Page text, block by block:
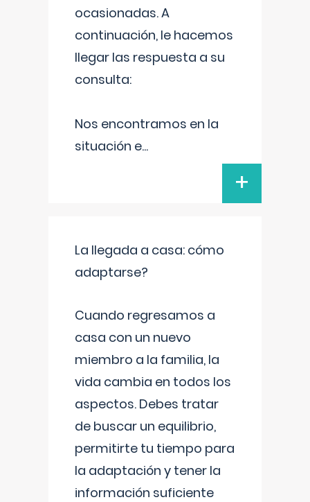
ocasionadas. A
continuación, le hacemos
llegar las respuesta a su
consulta:
Nos encontramos en la
situación e...
+
La llegada a casa: cómo
adaptarse?
Cuando regresamos a
casa con un nuevo
miembro a la familia, la
vida cambia en todos los
aspectos. Debes tratar
de buscar un equilibrio,
permitirte tu tiempo para
la adaptación y tener la
información suficiente